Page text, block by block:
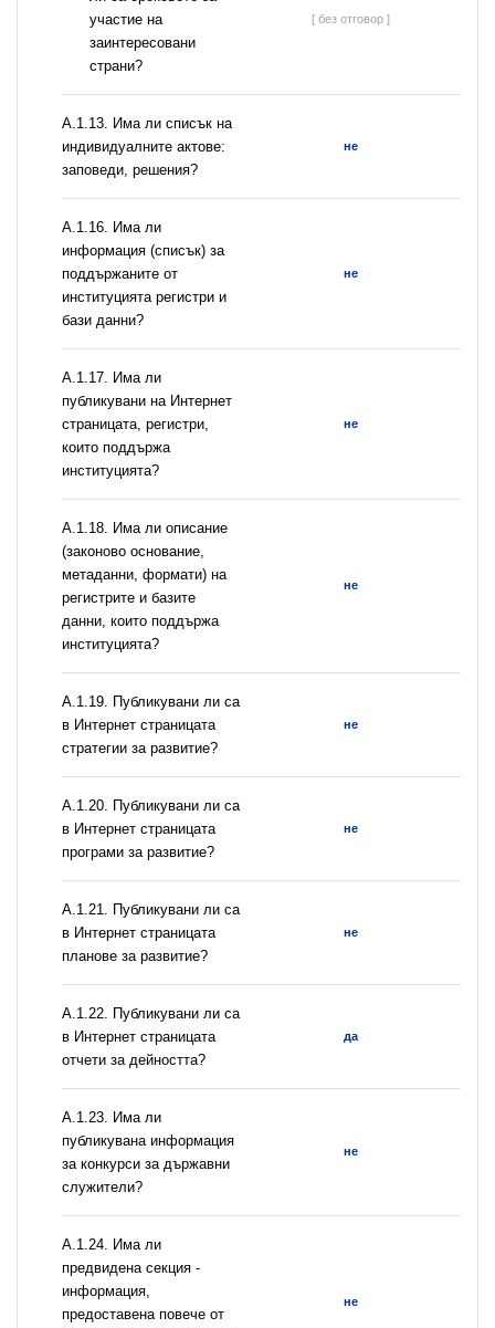
участие на
заинтересовани
страни?
[ без отговор ]
А.1.13. Има ли списък на
индивидуалните актове:
заповеди, решения?
не
А.1.16. Има ли
информация (списък) за
поддържаните от
институцията регистри и
бази данни?
не
А.1.17. Има ли
публикувани на Интернет
страницата, регистри,
които поддържа
институцията?
не
А.1.18. Има ли описание
(законово основание,
метаданни, формати) на
регистрите и базите
данни, които поддържа
институцията?
не
А.1.19. Публикувани ли са
в Интернет страницата
стратегии за развитие?
не
А.1.20. Публикувани ли са
в Интернет страницата
програми за развитие?
не
А.1.21. Публикувани ли са
в Интернет страницата
планове за развитие?
не
А.1.22. Публикувани ли са
в Интернет страницата
отчети за дейността?
да
А.1.23. Има ли
публикувана информация
за конкурси за държавни
служители?
не
А.1.24. Има ли
предвидена секция -
информация,
предоставена повече от
не